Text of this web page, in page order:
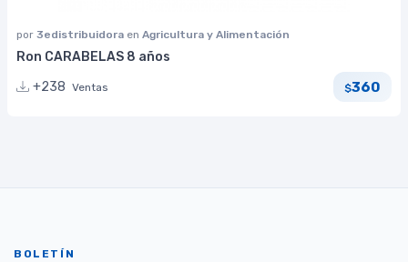
por 3edistribuidora en Agricultura y Alimentación
Ron CARABELAS 8 años
+238 Ventas $360
BOLETÍN